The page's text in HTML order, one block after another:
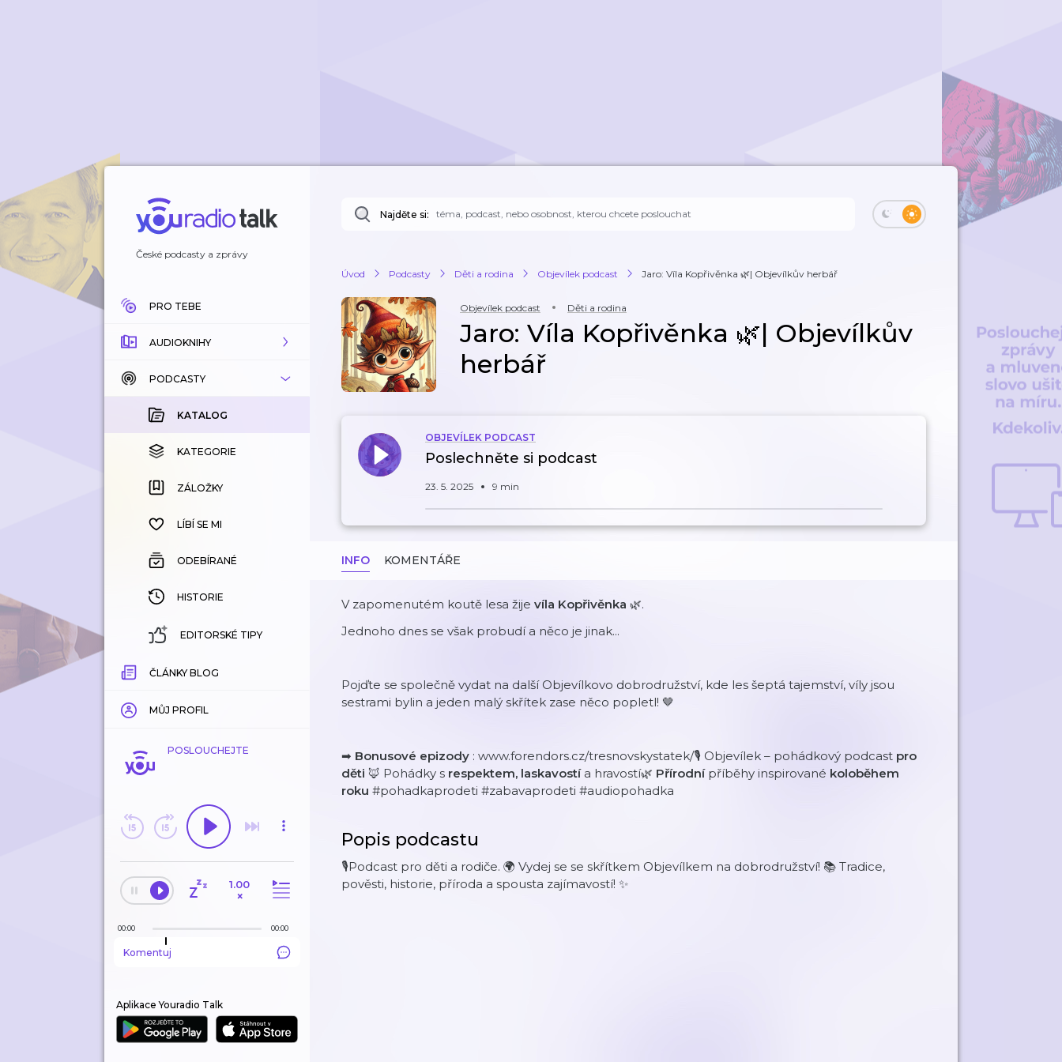
České podcasty a zprávy
PRO TEBE
AUDIOKNIHY
KATALOG
KOUPENÉ
KATEGORIE
ZÁLOŽKY
HISTORIE
PODCASTY
KATALOG
KATEGORIE
ZÁLOŽKY
LÍBÍ SE MI
ODEBÍRANÉ
HISTORIE
EDITORSKÉ TIPY
ČLÁNKY BLOG
MŮJ PROFIL
POSLOUCHEJTE
1.00
×
00:00 00:00
Komentuj
Aplikace Youradio Talk
Najděte si:
Úvod Podcasty Děti a rodina Objevílek podcast Jaro: Víla Kopřivěnka 🌿| Objevílkův herbář
Objevílek podcast Děti a rodina
Jaro: Víla Kopřivěnka 🌿| Objevílkův
herbář
OBJEVÍLEK PODCAST
Poslechněte si podcast
23. 5. 2025 9 min
INFO KOMENTÁŘE
V zapomenutém koutě lesa žije víla Kopřivěnka 🌿.
Jednoho dnes se však probudí a něco je jinak...
Pojďte se společně vydat na další Objevílkovo dobrodružství, kde les šeptá tajemství, víly jsou
sestrami bylin a jeden malý skřítek zase něco popletl! 🤎
➡ Bonusové epizody : www.forendors.cz/tresnovskystatek/🎙️ Objevílek – pohádkový podcast pro
děti 🦊 Pohádky s respektem, laskavostí a hravostí🌿 Přírodní příběhy inspirované koloběhem
roku #pohadkaprodeti #zabavaprodeti #audiopohadka
Popis podcastu
🎙Podcast pro děti a rodiče. 🌍 Vydej se se skřítkem Objevílkem na dobrodružství! 📚 Tradice,
pověsti, historie, příroda a spousta zajímavostí! ✨️